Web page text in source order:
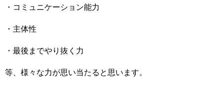
・コミュニケーション能力
・主体性
・最後までやり抜く力
等、様々な力が思い当たると思います。